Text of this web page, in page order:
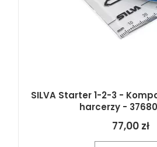
SILVA Starter 1-2-3 -
harcerzy -
77,00 zł